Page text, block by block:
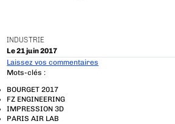
INDUSTRIE
Le 21 juin 2017
Laissez vos commentaires
Mots-clés :
BOURGET 2017
FZ ENGINEERING
IMPRESSION 3D
PARIS AIR LAB